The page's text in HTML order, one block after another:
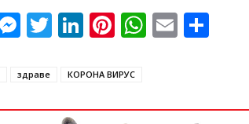
Facebook
Messenger
Twitter
LinkedIn
Pinterest
WhatsApp
Email
здраве КОРОНА ВИРУС